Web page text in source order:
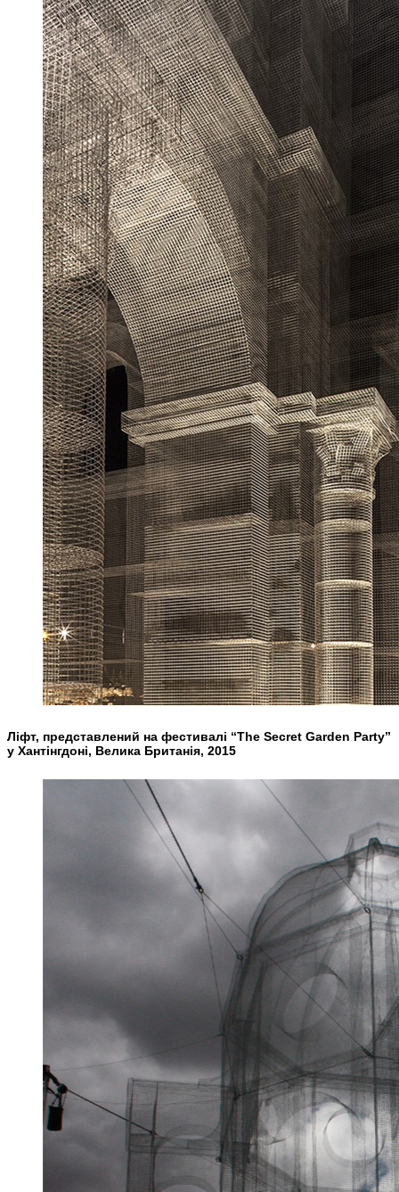
Ліфт, представлений на фестивалі “The Secret Garden Party”
у Хантінгдоні, Велика Британія, 2015